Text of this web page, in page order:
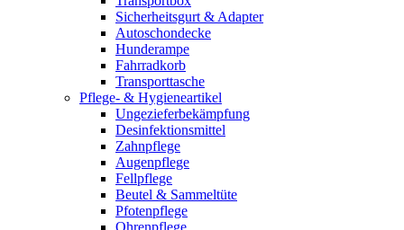
Sicherheitsgurt & Adapter
Autoschondecke
Hunderampe
Fahrradkorb
Transporttasche
Pflege- & Hygieneartikel
Ungezieferbekämpfung
Desinfektionsmittel
Zahnpflege
Augenpflege
Fellpflege
Beutel & Sammeltüte
Pfotenpflege
Ohrenpflege